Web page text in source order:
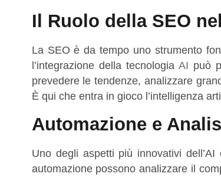
Il Ruolo della SEO
La SEO è da tempo uno strumento
l’integrazione della tecnologia AI può
prevedere le tendenze, analizzare
È qui che entra in gioco l’intelligenza
Automazione e
Uno degli aspetti più innovativi
automazione possono analizzare il